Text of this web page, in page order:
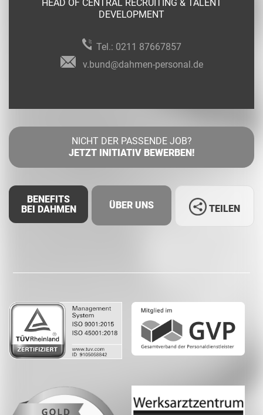
HEAD OF CENTRAL RECRUITING & TALENT
DEVELOPMENT
Tel.: 0211 87667857
v.bund@dahmen-personal.de
NICHT DER PASSENDE JOB?
JETZT INITIATIV BEWERBEN!
BENEFITS
BEI DAHMEN
ÜBER UNS TEILEN